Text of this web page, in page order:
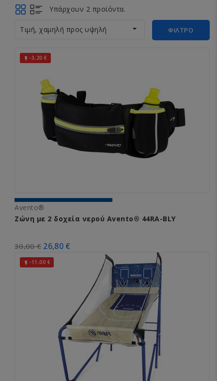
Υπάρχουν 2 προϊόντα.
Τιμή, χαμηλή προς υψηλή  ΦΊΛΤΡΟ
 -3,20 €
Avento®
Ζώνη με 2 δοχεία νερού Avento® 44RA-BLY
30,00 € 26,80 €
 -11,00 €